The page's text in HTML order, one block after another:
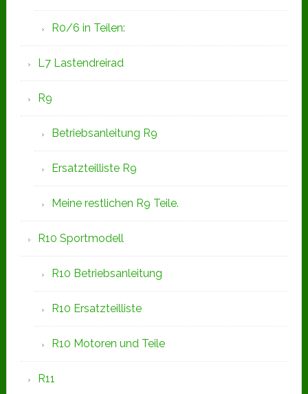
R0/6 in Teilen:
L7 Lastendreirad
R9
Betriebsanleitung R9
Ersatzteilliste R9
Meine restlichen R9 Teile.
R10 Sportmodell
R10 Betriebsanleitung
R10 Ersatzteilliste
R10 Motoren und Teile
R11